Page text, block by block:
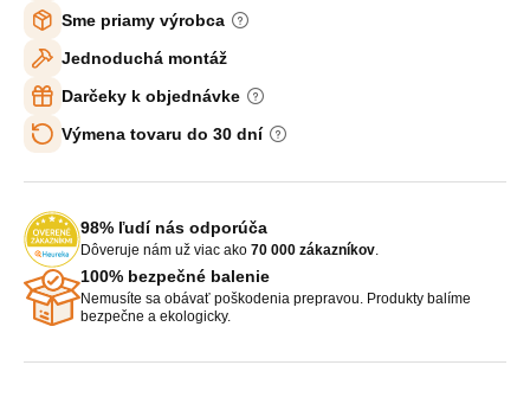
Sme priamy výrobca
Jednoduchá montáž
Darčeky k objednávke
Výmena tovaru do 30 dní
98% ľudí nás odporúča
Dôveruje nám už viac ako 70 000 zákazníkov.
100% bezpečné balenie
Nemusíte sa obávať poškodenia prepravou. Produkty balíme
bezpečne a ekologicky.